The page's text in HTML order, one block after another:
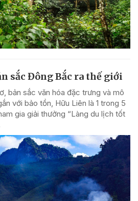
sắc Đông Bắc ra thế giới
bản sắc văn hóa đặc trưng và mô
với bảo tồn, Hữu Liên là 1 trong 5
gia giải thưởng “Làng du lịch tốt